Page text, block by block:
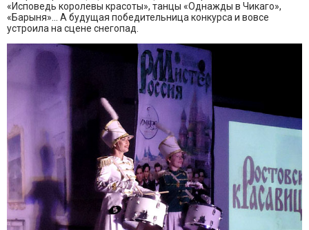
«Исповедь королевы красоты», танцы «Однажды в Чикаго»,
«Барыня»... А будущая победительница конкурса и вовсе
устроила на сцене снегопад.